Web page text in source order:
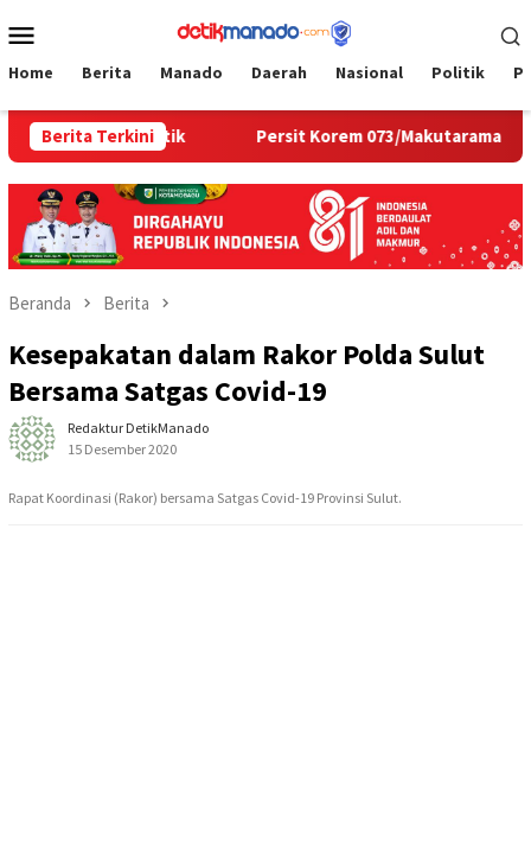
ke
Mobile
Home Berita Manado Daerah Nasional Politik
Berita Terkini
Hunian Estetik Persit Korem 073/Makutarama Tinjau
Beranda Berita
Kesepakatan dalam Rakor Polda Sulut
Bersama Satgas Covid-19
Redaktur DetikManado
15 Desember 2020
Rapat Koordinasi (Rakor) bersama Satgas Covid-19 Provinsi Sulut.